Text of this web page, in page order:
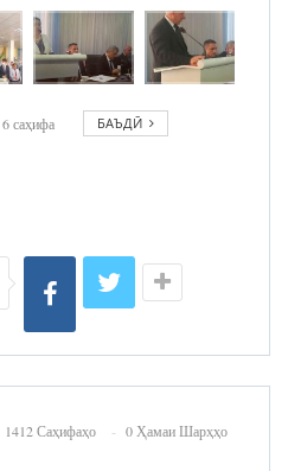
6саҳифа БАЪДӢ
1412 Саҳифаҳо 0 Ҳамаи Шарҳҳо